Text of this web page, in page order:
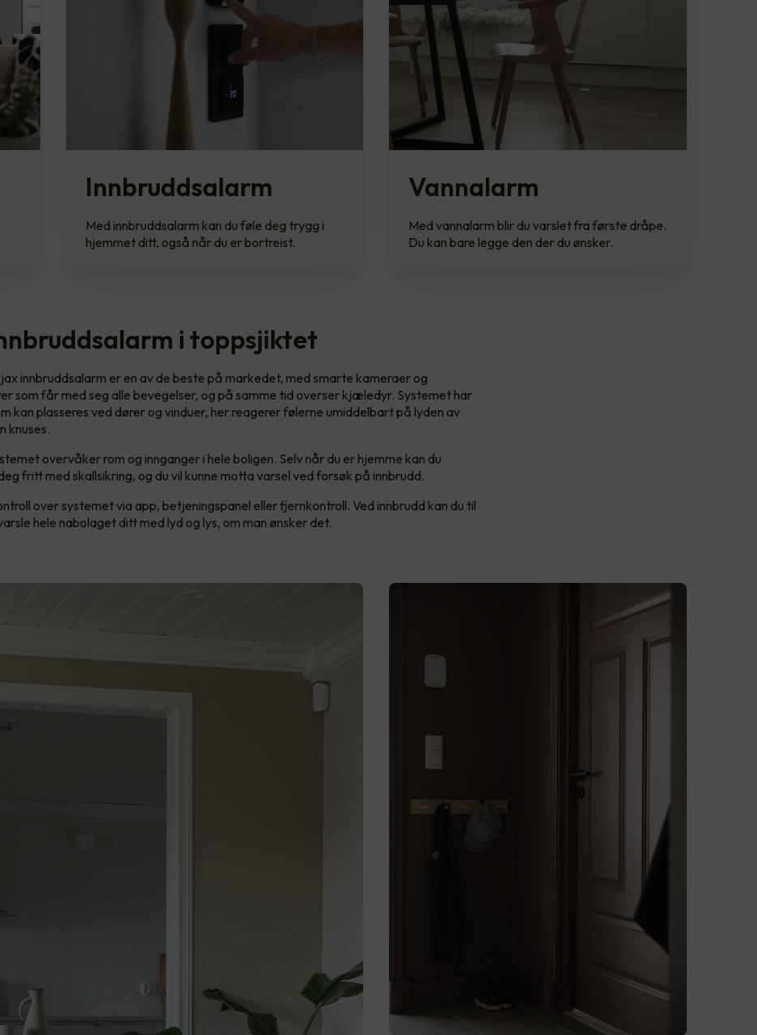
Innbruddsalarm
Med innbruddsalarm kan du føle deg trygg i
hjemmet ditt, også når du er bortreist.
Vannalarm
Med vannalarm blir du varslet fra første dråpe.
Du kan bare legge den der du ønsker.
i toppsjiktet
innbruddsalarm er en av de beste på markedet, med smarte kameraer og
som får med seg alle bevegelser, og på samme tid overser kjæledyr. Systemet har
kan plasseres ved dører og vinduer, her reagerer følerne umiddelbart på lyden av
knuses.
overvåker rom og innganger i hele boligen. Selv når du er hjemme kan du
fritt med skallsikring, og du vil kunne motta varsel ved forsøk på innbrudd.
over systemet via app, betjeningspanel eller fjernkontroll. Ved innbrudd kan du til
hele nabolaget ditt med lyd og lys, om man ønsker det.